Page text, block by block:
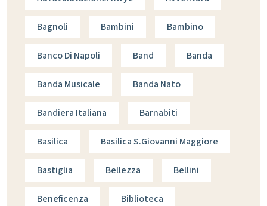
Bagnoli Bambini Bambino
Banco Di Napoli Band Banda
Banda Musicale Banda Nato
Bandiera Italiana Barnabiti
Basilica Basilica S.giovanni Maggiore
Bastiglia Bellezza Bellini
Beneficenza Biblioteca